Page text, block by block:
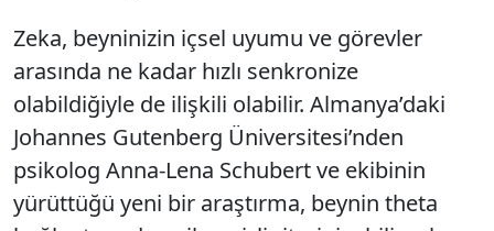
Zeka, beyninizin içsel uyumu ve görevler
arasında ne kadar hızlı senkronize
olabildiğiyle de ilişkili olabilir. Almanya’daki
Johannes Gutenberg Üniversitesi’nden
psikolog Anna-Lena Schubert ve ekibinin
yürüttüğü yeni bir araştırma, beynin theta